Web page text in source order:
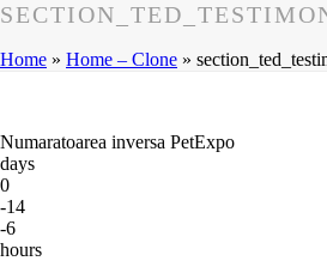
Home » Home – Clone »
Numaratoarea inversa PetExpo
days
0
-14
-6
hours